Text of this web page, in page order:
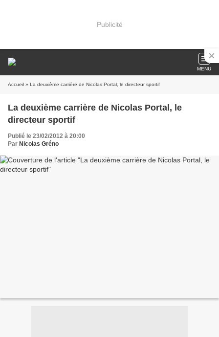
Publicité
MENU
Accueil » La deuxième carrière de Nicolas Portal, le directeur sportif
La deuxième carrière de Nicolas Portal, le
directeur sportif
Publié le 23/02/2012 à 20:00
Par Nicolas Gréno